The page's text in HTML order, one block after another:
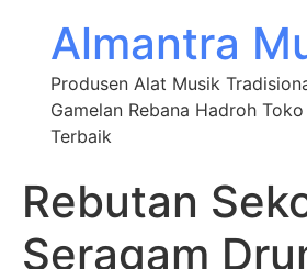
Almantra
Produsen Alat Musik
Gamelan Rebana Hadroh
Terbaik
Rebutan
Seragam